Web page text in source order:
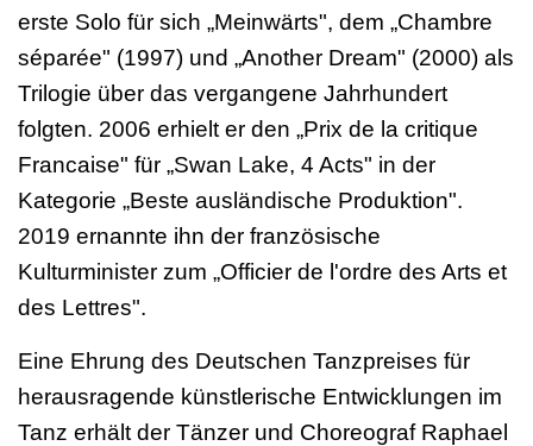
erste Solo für sich „Meinwärts", dem „Chambre
séparée" (1997) und „Another Dream" (2000) als
Trilogie über das vergangene Jahrhundert
folgten. 2006 erhielt er den „Prix de la critique
Francaise" für „Swan Lake, 4 Acts" in der
Kategorie „Beste ausländische Produktion".
2019 ernannte ihn der französische
Kulturminister zum „Officier de l'ordre des Arts et
des Lettres".
Eine Ehrung des Deutschen Tanzpreises für
herausragende künstlerische Entwicklungen im
Tanz erhält der Tänzer und Choreograf Raphael